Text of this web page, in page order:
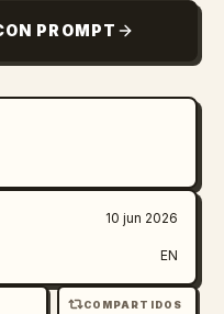
de un usuario.
y verde
de estadio,
de
de Brasil grande
del fondo del
a la derecha
PROMPT
10 jun 2026
EN
COMPARTIDOS